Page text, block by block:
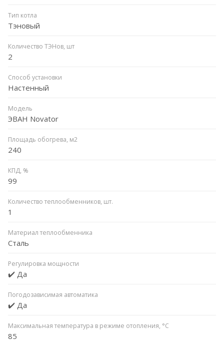
Тип котла
Тэновый
Количество ТЭНов, шт
2
Способ установки
Настенный
Модель
ЭВАН Novator
Площадь обогрева, м2
240
КПД, %
99
Количество теплообменников, шт.
1
Материал теплообменника
Сталь
Регулировка мощности
✔️ Да
Погодозависимая автоматика
✔️ Да
Максимальная температура в режиме отопления, °C
85